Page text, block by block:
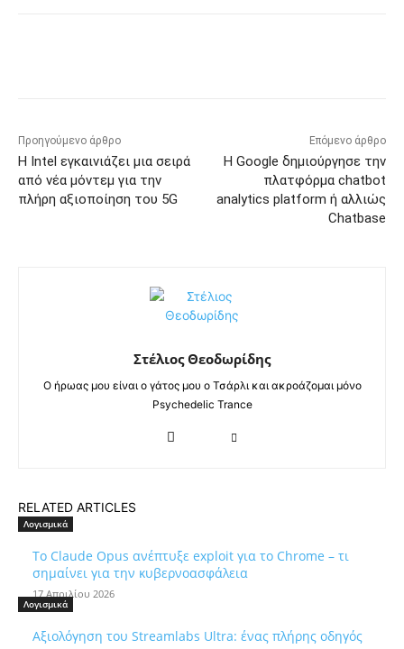
Προηγούμενο άρθρο
Η Intel εγκαινιάζει μια σειρά
από νέα μόντεμ για την
πλήρη αξιοποίηση του 5G
Επόμενο άρθρο
Η Google δημιούργησε την
πλατφόρμα chatbot
analytics platform ή αλλιώς
Chatbase
Στέλιος Θεοδωρίδης
Ο ήρωας μου είναι ο γάτος μου ο Τσάρλι και ακροάζομαι μόνο
Psychedelic Trance
RELATED ARTICLES
Λογισμικά
Το Claude Opus ανέπτυξε exploit για το Chrome – τι
σημαίνει για την κυβερνοασφάλεια
17 Απριλίου 2026
Λογισμικά
Αξιολόγηση του Streamlabs Ultra: ένας πλήρης οδηγός